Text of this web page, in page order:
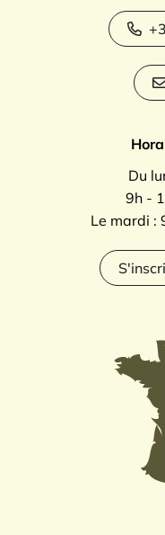
Du
9h -
Le mardi :